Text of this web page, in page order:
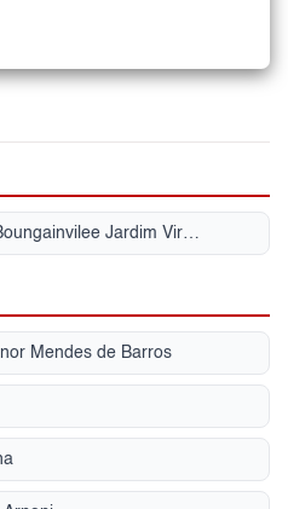
Condomínio Residencial Boungainvilee Jardim Virginia Bianca
Mendes de Barros